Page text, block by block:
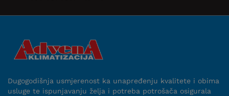
Dugogodišnja usmjerenost ka unapređenju kvalitete i obima
usluge te ispunjavanju želja i potreba potrošača osigurala